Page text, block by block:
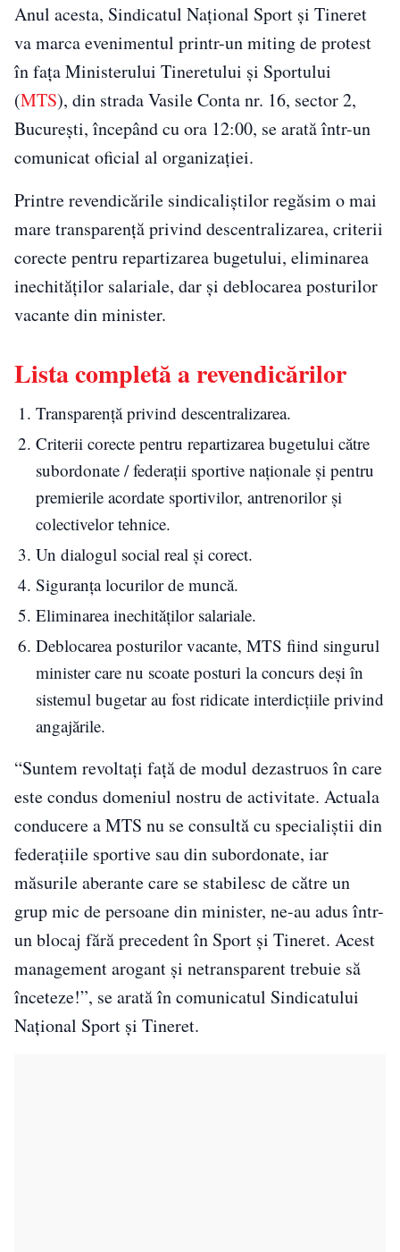
Anul acesta, Sindicatul Naţional Sport şi Tineret
va marca evenimentul printr-un miting de protest
în faţa Ministerului Tineretului şi Sportului
(MTS), din strada Vasile Conta nr. 16, sector 2,
Bucureşti, începând cu ora 12:00, se arată într-un
comunicat oficial al organizaţiei.
Printre revendicările sindicaliştilor regăsim o mai
mare transparenţă privind descentralizarea, criterii
corecte pentru repartizarea bugetului, eliminarea
inechităţilor salariale, dar şi deblocarea posturilor
vacante din minister.
Lista completă a revendicărilor
Transparenţă privind descentralizarea.
Criterii corecte pentru repartizarea bugetului către
subordonate / federaţii sportive naţionale şi pentru
premierile acordate sportivilor, antrenorilor şi
colectivelor tehnice.
Un dialogul social real şi corect.
Siguranţa locurilor de muncă.
Eliminarea inechităţilor salariale.
Deblocarea posturilor vacante, MTS fiind singurul
minister care nu scoate posturi la concurs deşi în
sistemul bugetar au fost ridicate interdicţiile privind
angajările.
“Suntem revoltaţi faţă de modul dezastruos în care
este condus domeniul nostru de activitate. Actuala
conducere a MTS nu se consultă cu specialiştii din
federaţiile sportive sau din subordonate, iar
măsurile aberante care se stabilesc de către un
grup mic de persoane din minister, ne-au adus într-
un blocaj fără precedent în Sport şi Tineret. Acest
management arogant şi netransparent trebuie să
înceteze!”, se arată în comunicatul Sindicatului
Naţional Sport şi Tineret.